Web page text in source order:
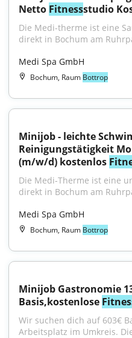
Netto Fitnessstudio
Die Medi-therme ist eine
direkt in Bochum am
Medi Spa GmbH
Bochum, Raum Bottrop
Minijob - leichte
Reinigungstätigkeit
(m/w/d) kostenlos
Die Medi-Therme ist eine
direkt in Bochum am
Medi Spa GmbH
Bochum, Raum Bottrop
Minijob Gastronomie
Basis,kostenlose
Wir suchen dich auf 603€
Arbeitsplatz im Umkreis.